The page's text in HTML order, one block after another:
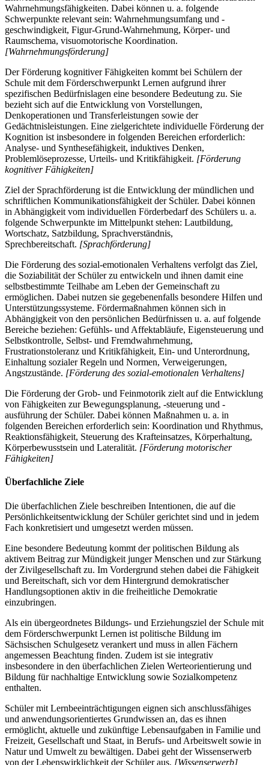
Wahrnehmungsfähigkeiten. Dabei können u. a. folgende
Schwerpunkte relevant sein: Wahrnehmungsumfang und -
geschwindigkeit, Figur-Grund-Wahrnehmung, Körper- und
Raumschema, visuomotorische Koordination.
[Wahrnehmungsförderung]
Der Förderung kognitiver Fähigkeiten kommt bei Schülern der
Schule mit dem Förderschwerpunkt Lernen aufgrund ihrer
spezifischen Bedürfnislagen eine besondere Bedeutung zu. Sie
bezieht sich auf die Entwicklung von Vorstellungen,
Denkoperationen und Transferleistungen sowie der
Gedächtnisleistungen. Eine zielgerichtete individuelle Förderung der
Kognition ist insbesondere in folgenden Bereichen erforderlich:
Analyse- und Synthesefähigkeit, induktives Denken,
Problemlöseprozesse, Urteils- und Kritikfähigkeit. [Förderung
kognitiver Fähigkeiten]
Ziel der Sprachförderung ist die Entwicklung der mündlichen und
schriftlichen Kommunikationsfähigkeit der Schüler. Dabei können
in Abhängigkeit vom individuellen Förderbedarf des Schülers u. a.
folgende Schwerpunkte im Mittelpunkt stehen: Lautbildung,
Wortschatz, Satzbildung, Sprachverständnis,
Sprechbereitschaft. [Sprachförderung]
Die Förderung des sozial-emotionalen Verhaltens verfolgt das Ziel,
die Soziabilität der Schüler zu entwickeln und ihnen damit eine
selbstbestimmte Teilhabe am Leben der Gemeinschaft zu
ermöglichen. Dabei nutzen sie gegebenenfalls besondere Hilfen und
Unterstützungssysteme. Fördermaßnahmen können sich in
Abhängigkeit von den persönlichen Bedürfnissen u. a. auf folgende
Bereiche beziehen: Gefühls- und Affektabläufe, Eigensteuerung und
Selbstkontrolle, Selbst- und Fremdwahrnehmung,
Frustrationstoleranz und Kritikfähigkeit, Ein- und Unterordnung,
Einhaltung sozialer Regeln und Normen, Verweigerungen,
Angstzustände. [Förderung des sozial-emotionalen Verhaltens]
Die Förderung der Grob- und Feinmotorik zielt auf die Entwicklung
von Fähigkeiten zur Bewegungsplanung, -steuerung und -
ausführung der Schüler. Dabei können Maßnahmen u. a. in
folgenden Bereichen erforderlich sein: Koordination und Rhythmus,
Reaktionsfähigkeit, Steuerung des Krafteinsatzes, Körperhaltung,
Körperbewusstsein und Lateralität. [Förderung motorischer
Fähigkeiten]
Überfachliche Ziele
Die überfachlichen Ziele beschreiben Intentionen, die auf die
Persönlichkeitsentwicklung der Schüler gerichtet sind und in jedem
Fach konkretisiert und umgesetzt werden müssen.
Eine besondere Bedeutung kommt der politischen Bildung als
aktivem Beitrag zur Mündigkeit junger Menschen und zur Stärkung
der Zivilgesellschaft zu. Im Vordergrund stehen dabei die Fähigkeit
und Bereitschaft, sich vor dem Hintergrund demokratischer
Handlungsoptionen aktiv in die freiheitliche Demokratie
einzubringen.
Als ein übergeordnetes Bildungs- und Erziehungsziel der Schule mit
dem Förderschwerpunkt Lernen ist politische Bildung im
Sächsischen Schulgesetz verankert und muss in allen Fächern
angemessen Beachtung finden. Zudem ist sie integrativ
insbesondere in den überfachlichen Zielen Werteorientierung und
Bildung für nachhaltige Entwicklung sowie Sozialkompetenz
enthalten.
Schüler mit Lernbeeinträchtigungen eignen sich anschlussfähiges
und anwendungsorientiertes Grundwissen an, das es ihnen
ermöglicht, aktuelle und zukünftige Lebensaufgaben in Familie und
Freizeit, Gesellschaft und Staat, in Berufs- und Arbeitswelt sowie in
Natur und Umwelt zu bewältigen. Dabei geht der Wissenserwerb
von der Lebenswirklichkeit der Schüler aus. [Wissenserwerb]